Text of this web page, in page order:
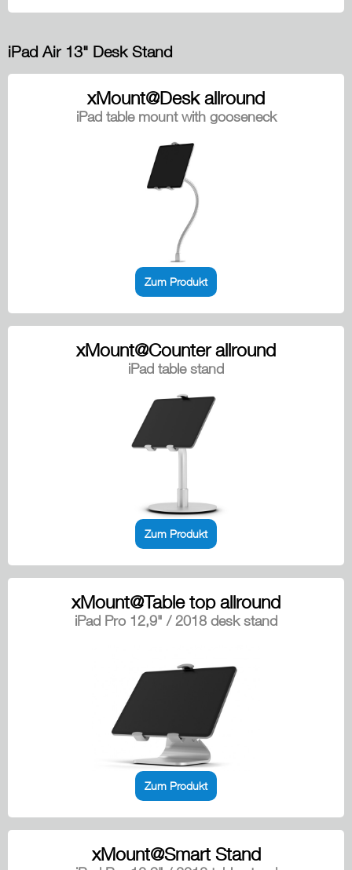
iPad Air 13" Desk Stand
xMount@Desk allround
iPad table mount with gooseneck
Zum Produkt
xMount@Counter allround
iPad table stand
Zum Produkt
xMount@Table top allround
iPad Pro 12,9" / 2018 desk stand
Zum Produkt
xMount@Smart Stand